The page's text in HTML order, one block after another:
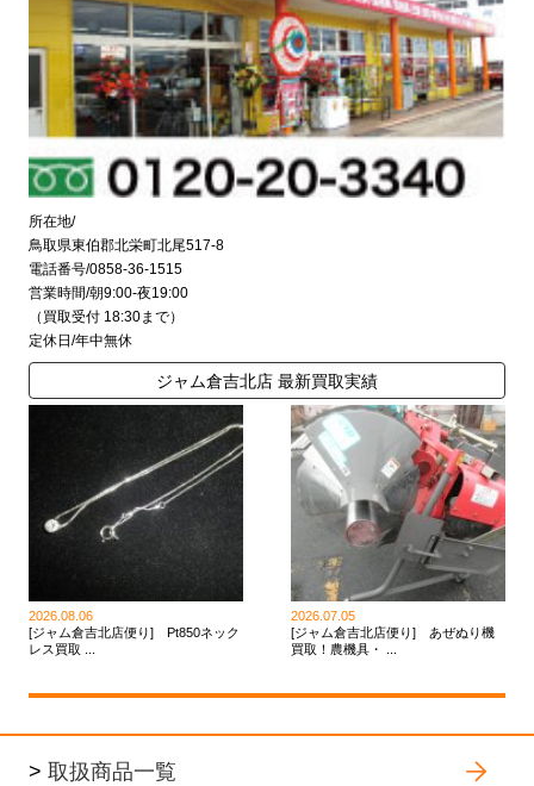
所在地/
鳥取県東伯郡北栄町北尾517-8
電話番号/0858-36-1515
営業時間/朝9:00-夜19:00
（買取受付 18:30まで）
定休日/年中無休
ジャム倉吉北店 最新買取実績
2026.08.06
[ジャム倉吉北店便り] Pt850ネック
レス買取 ...
2026.07.05
[ジャム倉吉北店便り] あぜぬり機
買取！農機具・ ...
> 取扱商品一覧